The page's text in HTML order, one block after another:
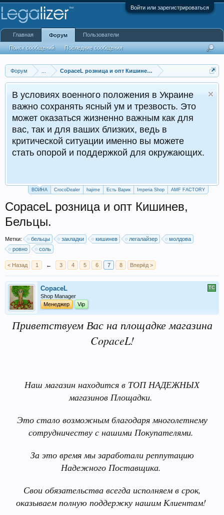
Войти или зарегистрироваться
Форум CopaceL розница и опт Кишинев, Бельцы
В условиях военного положения в Украине
важно сохранять ясный ум и трезвость. Это
может оказаться жизненно важным как для
вас, так и для ваших близких, ведь в
критической ситуации именно вы можете
стать опорой и поддержкой для окружающих.
ВОЙНА CrocoDealer hajime Есть Варик Imperia Shop AMF FACTORY
CopaceL розница и опт Кишинев,
Бельцы.
Метки: бельцы закладки кишинев легалайзер
молдова
ровно
соль
< Назад 1 ← 3 4 5 6 7 8 Вперёд >
CopaceL
Shop Manager
Менеджер
Vip
Приветствуем Вас на площадке магазина
CopaceL!
Наш магазин находится в ТОП НАДЕЖНЫХ
магазинов Площадки.
Это стало возможным благодаря многолетнему
сотрудничеству с нашими Покупателями.
За это время мы заработали реппутацию
Надежного Поставщика.
Свои обязательства всегда исполняем в срок,
оказываем полную поддержку нашим Клиентам!
Главная Форум
Поиск сообщений Последние сообщения
Пользователи